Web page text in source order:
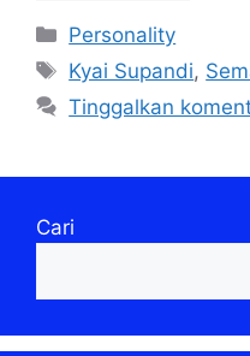
Kategori
Personality
Tag
Kyai Supandi,
Tinggalkan
Cari